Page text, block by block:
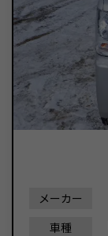
メーカー
車種